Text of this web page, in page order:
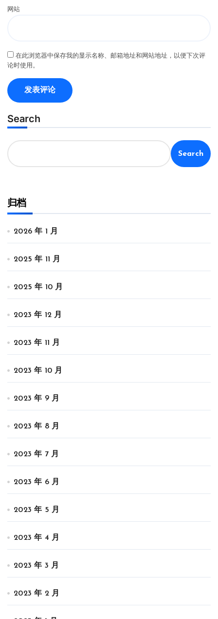
网站
在此浏览器中保存我的显示名称、邮箱地址和网站地址，以便下次评
论时使用。
Search
Search
归档
2026 年 1 月
2025 年 11 月
2025 年 10 月
2023 年 12 月
2023 年 11 月
2023 年 10 月
2023 年 9 月
2023 年 8 月
2023 年 7 月
2023 年 6 月
2023 年 5 月
2023 年 4 月
2023 年 3 月
2023 年 2 月